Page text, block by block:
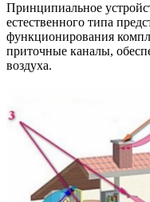
Принципиальное
естественного типа
функционирования
приточные каналы,
воздуха.